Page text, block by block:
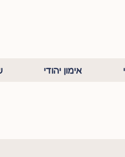
אימון יהודי